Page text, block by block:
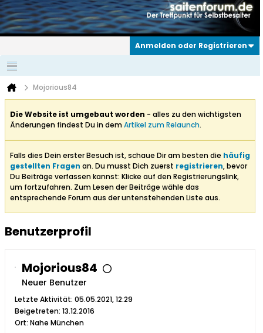
Anmelden oder Registrieren
Mojorious84
Die Website ist umgebaut worden - alles zu den wichtigsten
Änderungen findest Du in demArtikel zum Relaunch.
Falls dies Dein erster Besuch ist, schaue Dir am besten die häufig
gestellten Fragen an. Du musst Dich zuerst registrieren, bevor
Du Beiträge verfassen kannst: Klicke auf den Registrierungslink,
um fortzufahren. Zum Lesen der Beiträge wähle das
entsprechende Forum aus der untenstehenden Liste aus.
Benutzerprofil
Mojorious84
Neuer Benutzer
Letzte Aktivität: 05.05.2021, 12:29
Beigetreten: 13.12.2016
Ort: Nahe München